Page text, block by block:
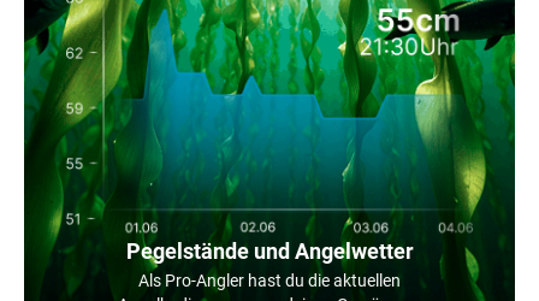
Pegelstände und Angelwetter
Als Pro-Angler hast du die aktuellen